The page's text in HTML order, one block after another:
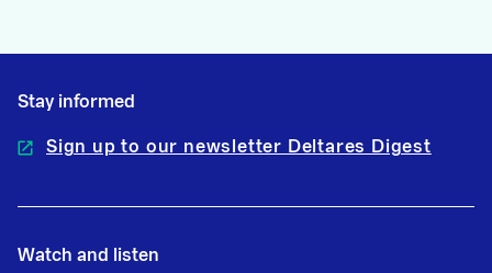
Stay informed
Sign up to our newsletter Deltares Digest
Watch and listen